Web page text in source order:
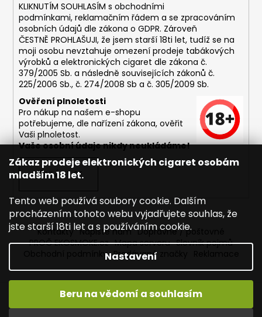
Zákaz prodeje elektronických cigaret osobám
mladším 18 let.
Tento web používá soubory cookie. Dalším
procházením tohoto webu vyjadřujete souhlas, že
jste starší 18ti let a s používáním cookie.
Nastavení
Beru na vědomí a souhlasím
KLIKNUTÍM SOUHLASÍM s obchodními
podmínkami, reklamačním řádem a se zpracováním
osobních údajů dle zákona o GDPR. Zároveň
ČESTNĚ PROHLAŠUJI, že jsem starší 18ti let, tudíž se na
moji osobu nevztahuje omezení prodeje tabákových
výrobků a elektronických cigaret dle zákona č.
379/2005 Sb. a následně souvisejících zákonů č.
225/2006 Sb., č. 274/2008 Sb a č. 305/2009 Sb.
Ověření plnoletosti
Pro nákup na našem e-shopu
potřebujeme, dle nařízení zákona, ověřit
Vaši plnoletost.
Vaše osobní údaje nikdy neukládáme!
PŘIHLÁSIT SE
Kontakty Napište nám Dopravné / poštovné
PROČ EKOSMOKE.cz Mapa serveru Slovník pojmů
Obchodní podmínky Prodávané značky
Vytvořil Shoptet
Copyright 2026EKOSMOKE - Specialista na e-cigarety.